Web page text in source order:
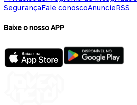
SegurançaFale conoscoAnuncieRSS
Baixe o nosso APP